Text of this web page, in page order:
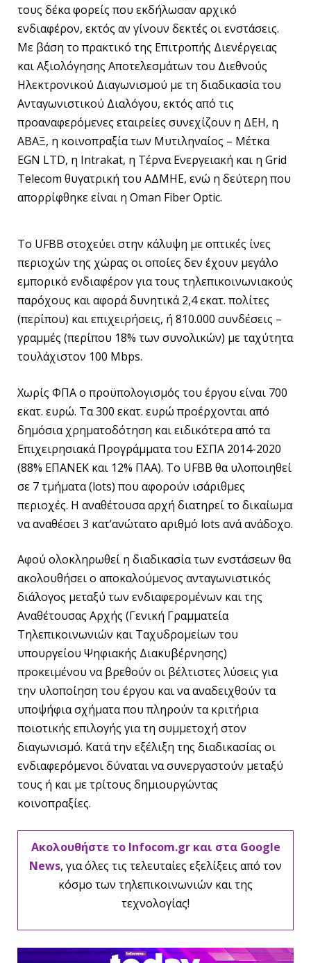
τους δέκα φορείς που εκδήλωσαν αρχικό
ενδιαφέρον, εκτός αν γίνουν δεκτές οι ενστάσεις.
Με βάση το πρακτικό της Επιτροπής Διενέργειας
και Αξιολόγησης Αποτελεσμάτων του Διεθνούς
Ηλεκτρονικού Διαγωνισμού με τη διαδικασία του
Ανταγωνιστικού Διαλόγου, εκτός από τις
προαναφερόμενες εταιρείες συνεχίζουν η ΔΕΗ, η
ΑΒΑΞ, η κοινοπραξία των Μυτιληναίος – Μέτκα
EGN LTD, η Intrakat, η Τέρνα Ενεργειακή και η Grid
Telecom θυγατρική του ΑΔΜΗΕ, ενώ η δεύτερη που
απορρίφθηκε είναι η Oman Fiber Optic.
Το UFBB στοχεύει στην κάλυψη με οπτικές ίνες
περιοχών της χώρας οι οποίες δεν έχουν μεγάλο
εμπορικό ενδιαφέρον για τους τηλεπικοινωνιακούς
παρόχους και αφορά δυνητικά 2,4 εκατ. πολίτες
(περίπου) και επιχειρήσεις, ή 810.000 συνδέσεις –
γραμμές (περίπου 18% των συνολικών) με ταχύτητα
τουλάχιστον 100 Μbps.
Χωρίς ΦΠΑ ο προϋπολογισμός του έργου είναι 700
εκατ. ευρώ. Τα 300 εκατ. ευρώ προέρχονται από
δημόσια χρηματοδότηση και ειδικότερα από τα
Επιχειρησιακά Προγράμματα του ΕΣΠΑ 2014-2020
(88% ΕΠΑΝΕΚ και 12% ΠΑΑ). Το UFBB θα υλοποιηθεί
σε 7 τμήματα (lots) που αφορούν ισάριθμες
περιοχές. Η αναθέτουσα αρχή διατηρεί το δικαίωμα
να αναθέσει 3 κατ’ανώτατο αριθμό lots ανά ανάδοχο.
Αφού ολοκληρωθεί η διαδικασία των ενστάσεων θα
ακολουθήσει ο αποκαλούμενος ανταγωνιστικός
διάλογος μεταξύ των ενδιαφερομένων και της
Αναθέτουσας Αρχής (Γενική Γραμματεία
Τηλεπικοινωνιών και Ταχυδρομείων του
υπουργείου Ψηφιακής Διακυβέρνησης)
προκειμένου να βρεθούν οι βέλτιστες λύσεις για
την υλοποίηση του έργου και να αναδειχθούν τα
υποψήφια σχήματα που πληρούν τα κριτήρια
ποιοτικής επιλογής για τη συμμετοχή στον
διαγωνισμό. Κατά την εξέλιξη της διαδικασίας οι
ενδιαφερόμενοι δύναται να συνεργαστούν μεταξύ
τους ή και με τρίτους δημιουργώντας
κοινοπραξίες.
Ακολουθήστε το Infocom.gr και στα Google
News, για όλες τις τελευταίες εξελίξεις από τον
κόσμο των τηλεπικοινωνιών και της
τεχνολογίας!